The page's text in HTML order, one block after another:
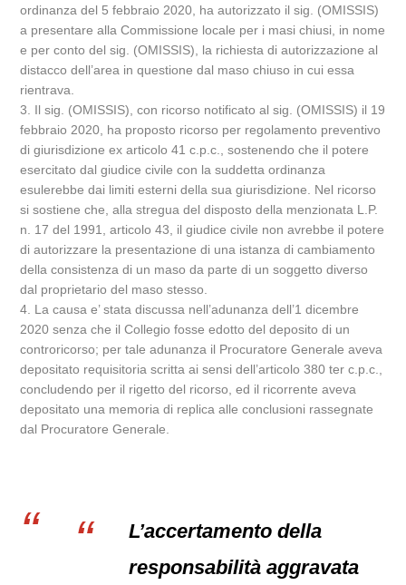
ordinanza del 5 febbraio 2020, ha autorizzato il sig. (OMISSIS)
a presentare alla Commissione locale per i masi chiusi, in nome
e per conto del sig. (OMISSIS), la richiesta di autorizzazione al
distacco dell’area in questione dal maso chiuso in cui essa
rientrava.
3. Il sig. (OMISSIS), con ricorso notificato al sig. (OMISSIS) il 19
febbraio 2020, ha proposto ricorso per regolamento preventivo
di giurisdizione ex articolo 41 c.p.c., sostenendo che il potere
esercitato dal giudice civile con la suddetta ordinanza
esulerebbe dai limiti esterni della sua giurisdizione. Nel ricorso
si sostiene che, alla stregua del disposto della menzionata L.P.
n. 17 del 1991, articolo 43, il giudice civile non avrebbe il potere
di autorizzare la presentazione di una istanza di cambiamento
della consistenza di un maso da parte di un soggetto diverso
dal proprietario del maso stesso.
4. La causa e’ stata discussa nell’adunanza dell’1 dicembre
2020 senza che il Collegio fosse edotto del deposito di un
controricorso; per tale adunanza il Procuratore Generale aveva
depositato requisitoria scritta ai sensi dell’articolo 380 ter c.p.c.,
concludendo per il rigetto del ricorso, ed il ricorrente aveva
depositato una memoria di replica alle conclusioni rassegnate
dal Procuratore Generale.
L’accertamento della
responsabilità aggravata